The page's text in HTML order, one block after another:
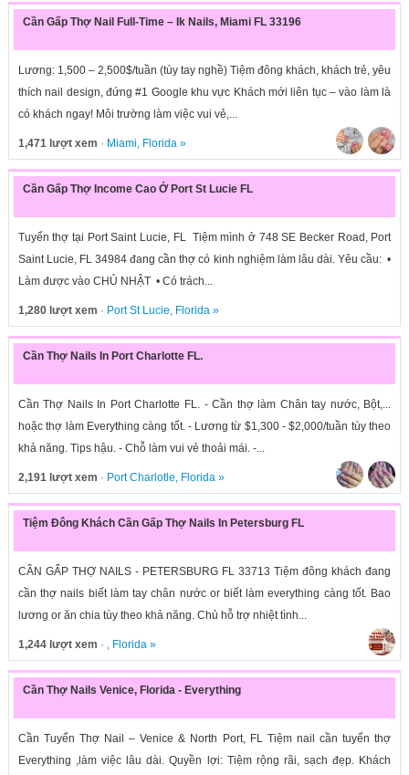
Cần Gấp Thợ Nail Full-Time – Ik Nails, Miami FL 33196
Lương: 1,500 – 2,500$/tuần (tùy tay nghề) Tiệm đông khách, khách trẻ, yêu
thích nail design, đứng #1 Google khu vực Khách mới liên tục – vào làm là
có khách ngay! Môi trường làm việc vui vẻ,...
1,471 lượt xem · Miami, Florida»
Cần Gấp Thợ Income Cao Ở Port St Lucie FL
Tuyển thợ tại Port Saint Lucie, FL Tiệm mình ở 748 SE Becker Road, Port
Saint Lucie, FL 34984 đang cần thợ có kinh nghiệm làm lâu dài. Yêu cầu: •
Làm được vào CHỦ NHẬT • Có trách...
1,280 lượt xem · Port St Lucie, Florida»
Cần Thợ Nails In Port Charlotte FL.
Cần Thợ Nails In Port Charlotte FL. - Cần thợ làm Chân tay nước, Bột,...
hoặc thợ làm Everything càng tốt. - Lương từ $1,300 - $2,000/tuần tùy theo
khả năng. Tips hậu. - Chỗ làm vui vẻ thoải mái. -...
2,191 lượt xem · Port Charlotle, Florida»
Tiệm Đông Khách Cần Gấp Thợ Nails In Petersburg FL
CẦN GẤP THỢ NAILS - PETERSBURG FL 33713 Tiệm đông khách đang
cần thợ nails biết làm tay chân nước or biết làm everything càng tốt. Bao
lương or ăn chia tùy theo khả năng. Chủ hỗ trợ nhiệt tình...
1,244 lượt xem · , Florida»
Cần Thợ Nails Venice, Florida - Everything
Cần Tuyển Thợ Nail – Venice & North Port, FL Tiệm nail cần tuyển thợ
Everything ,làm việc lâu dài. Quyền lợi: Tiệm rộng rãi, sạch đẹp. Khách